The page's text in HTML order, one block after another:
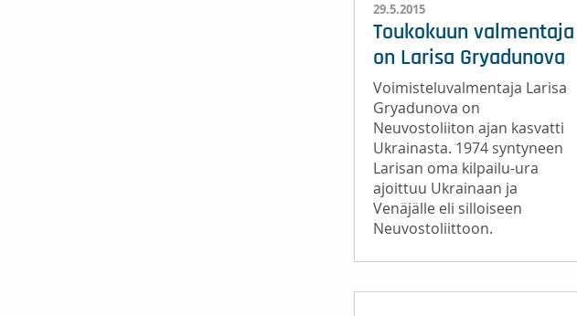
29.5.2015
Toukokuun valmentaja
on Larisa Gryadunova
Voimisteluvalmentaja Larisa
Gryadunova on
Neuvostoliiton ajan kasvatti
Ukrainasta. 1974 syntyneen
Larisan oma kilpailu-ura
ajoittuu Ukrainaan ja
Venäjälle eli silloiseen
Neuvostoliittoon.